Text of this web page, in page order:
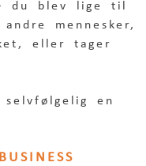
– du blev lige til
mennesker,
eller tager
selvfølgelig en